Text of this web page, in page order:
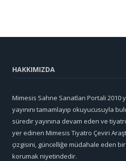
HAKKIMIZDA
Mimesis Sahne Sanatları Portali 2010
yayınını tamamlayıp okuyucusuyla
süredir yayınına devam eden ve
yer edinen Mimesis Tiyatro Çeviri
çizgisini, güncelliğe müdahale eden bir
korumak niyetindedir.